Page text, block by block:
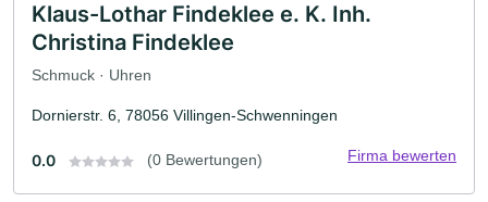
Klaus-Lothar Findeklee e. K. Inh.
Christina Findeklee
Schmuck · Uhren
Dornierstr. 6, 78056 Villingen-Schwenningen
0.0 (0 Bewertungen) Firma bewerten